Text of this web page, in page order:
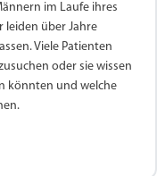
im Laufe ihres
leiden über Jahre
Viele Patienten
oder sie wissen
könnten und welche